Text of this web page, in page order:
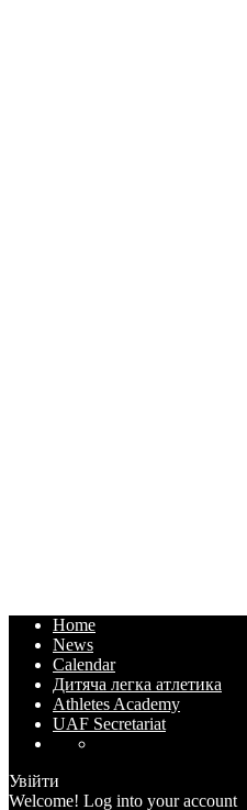
Home
News
Calendar
Дитяча легка атлетика
Athletes Academy
UAF Secretariat
Увійти
Welcome! Log into your account